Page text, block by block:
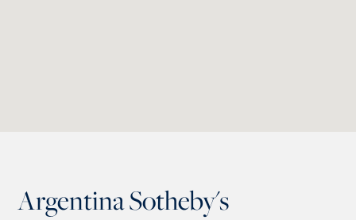
Argentina Sotheby's